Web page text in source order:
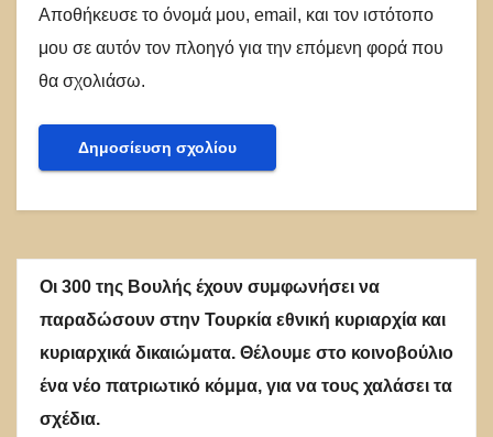
Αποθήκευσε το όνομά μου, email, και τον ιστότοπο
μου σε αυτόν τον πλοηγό για την επόμενη φορά που
θα σχολιάσω.
Οι 300 της Βουλής έχουν συμφωνήσει να
παραδώσουν στην Τουρκία εθνική κυριαρχία και
κυριαρχικά δικαιώματα. Θέλουμε στο κοινοβούλιο
ένα νέο πατριωτικό κόμμα, για να τους χαλάσει τα
σχέδια.